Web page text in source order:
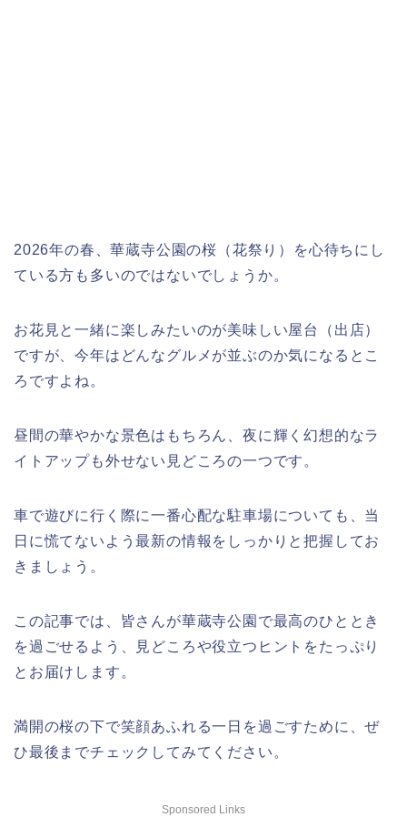
2026年の春、華蔵寺公園の桜（花祭り）を心待ちにし
ている方も多いのではないでしょうか。
お花見と一緒に楽しみたいのが美味しい屋台（出店）
ですが、今年はどんなグルメが並ぶのか気になるとこ
ろですよね。
昼間の華やかな景色はもちろん、夜に輝く幻想的なラ
イトアップも外せない見どころの一つです。
車で遊びに行く際に一番心配な駐車場についても、当
日に慌てないよう最新の情報をしっかりと把握してお
きましょう。
この記事では、皆さんが華蔵寺公園で最高のひととき
を過ごせるよう、見どころや役立つヒントをたっぷり
とお届けします。
満開の桜の下で笑顔あふれる一日を過ごすために、ぜ
ひ最後までチェックしてみてください。
Sponsored Links